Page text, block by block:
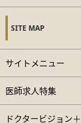
SITE MAP
サイトメニュー
医師求人特集
ドクタービジョン＋